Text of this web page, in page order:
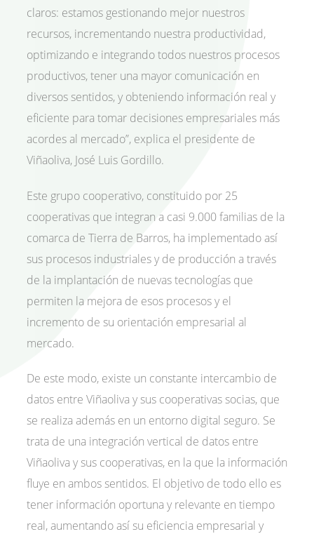
claros: estamos gestionando mejor nuestros
recursos, incrementando nuestra productividad,
optimizando e integrando todos nuestros procesos
productivos, tener una mayor comunicación en
diversos sentidos, y obteniendo información real y
eficiente para tomar decisiones empresariales más
acordes al mercado”, explica el presidente de
Viñaoliva, José Luis Gordillo.
Este grupo cooperativo, constituido por 25
cooperativas que integran a casi 9.000 familias de la
comarca de Tierra de Barros, ha implementado así
sus procesos industriales y de producción a través
de la implantación de nuevas tecnologías que
permiten la mejora de esos procesos y el
incremento de su orientación empresarial al
mercado.
De este modo, existe un constante intercambio de
datos entre Viñaoliva y sus cooperativas socias, que
se realiza además en un entorno digital seguro. Se
trata de una integración vertical de datos entre
Viñaoliva y sus cooperativas, en la que la información
fluye en ambos sentidos. El objetivo de todo ello es
tener información oportuna y relevante en tiempo
real, aumentando así su eficiencia empresarial y